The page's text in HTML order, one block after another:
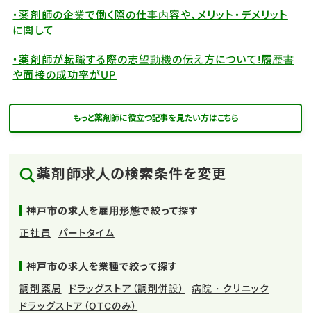
・薬剤師の企業で働く際の仕事内容や、メリット・デメリット
に関して
・薬剤師が転職する際の志望動機の伝え方について!履歴書
や面接の成功率がUP
もっと薬剤師に役立つ記事を見たい方はこちら
薬剤師求人の検索条件を変更
神戸市の求人を雇用形態で絞って探す
正社員
パートタイム
神戸市の求人を業種で絞って探す
調剤薬局
ドラッグストア（調剤併設）
病院・クリニック
ドラッグストア（OTCのみ）